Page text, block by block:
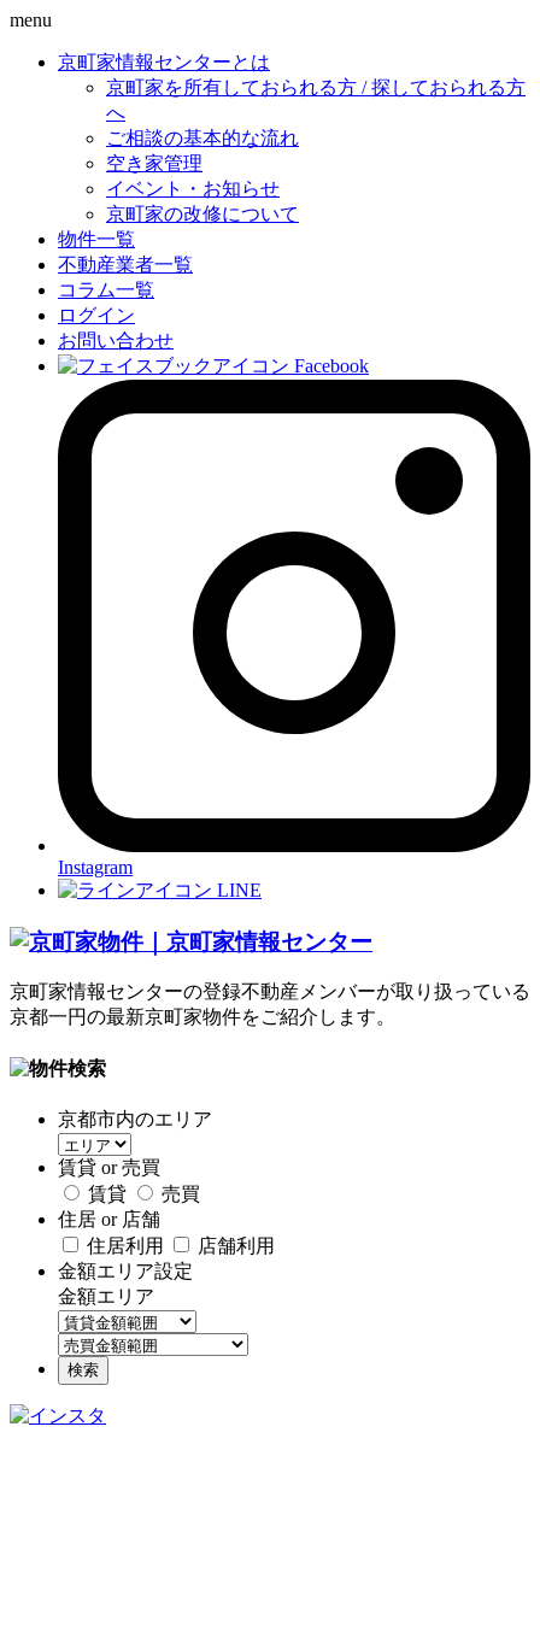
menu
京町家情報センターとは
京町家を所有しておられる方 / 探しておられる方
へ
ご相談の基本的な流れ
空き家管理
イベント・お知らせ
京町家の改修について
物件一覧
不動産業者一覧
コラム一覧
ログイン
お問い合わせ
Facebook
Instagram
LINE
京町家情報センターの登録不動産メンバーが取り扱っている
京都一円の最新京町家物件をご紹介します。
京都市内のエリア
賃貸 or 売買
賃貸
売買
住居 or 店舗
住居利用
店舗利用
金額エリア設定
金額エリア